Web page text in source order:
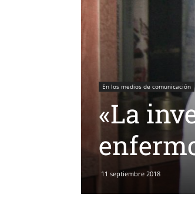
En los medios de comunicación
«La
11 septiembre 2018